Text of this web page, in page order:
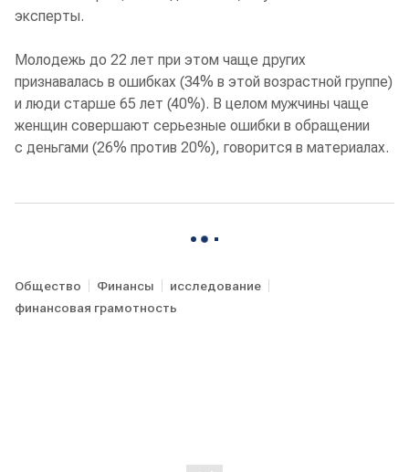
эксперты.
Молодежь до 22 лет при этом чаще других
признавалась в ошибках (34% в этой возрастной группе)
и люди старше 65 лет (40%). В целом мужчины чаще
женщин совершают серьезные ошибки в обращении
с деньгами (26% против 20%), говорится в материалах.
Общество Финансы
исследование
финансовая грамотность